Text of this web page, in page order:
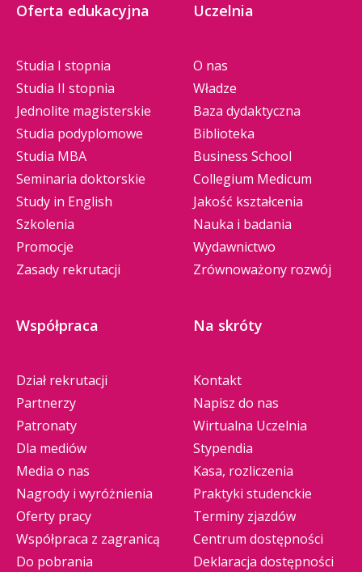
Oferta edukacyjna
Studia I stopnia
Studia II stopnia
Jednolite magisterskie
Studia podyplomowe
Studia MBA
Seminaria doktorskie
Study in English
Szkolenia
Promocje
Zasady rekrutacji
Uczelnia
O nas
Władze
Baza dydaktyczna
Biblioteka
Business School
Collegium Medicum
Jakość kształcenia
Nauka i badania
Wydawnictwo
Zrównoważony rozwój
Współpraca
Dział rekrutacji
Partnerzy
Patronaty
Dla mediów
Media o nas
Nagrody i wyróżnienia
Oferty pracy
Współpraca z zagranicą
Do pobrania
Na skróty
Kontakt
Napisz do nas
Wirtualna Uczelnia
Stypendia
Kasa, rozliczenia
Praktyki studenckie
Terminy zjazdów
Centrum dostępności
Deklaracja dostępności